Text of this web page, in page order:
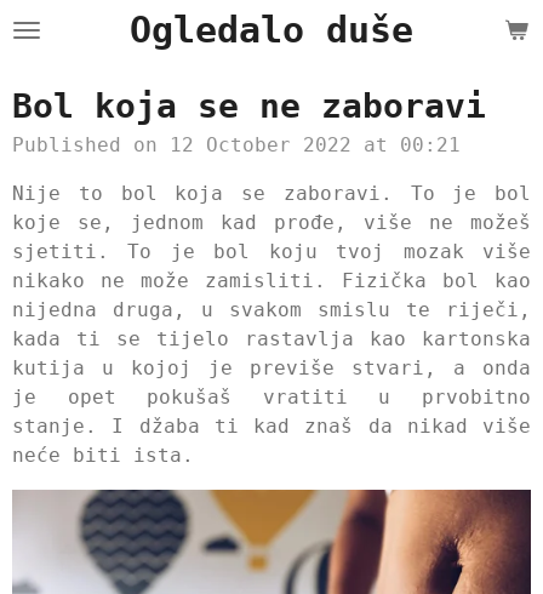
Skip
content
Ogledalo duše
Bol koja se ne zaboravi
Published on 12 October 2022 at 00:21
Nije to bol koja se zaboravi. To je bol
koje se, jednom kad prođe, više ne možeš
sjetiti. To je bol koju tvoj mozak više
nikako ne može zamisliti. Fizička bol kao
nijedna druga, u svakom smislu te riječi,
kada ti se tijelo rastavlja kao kartonska
kutija u kojoj je previše stvari, a onda
je opet pokušaš vratiti u prvobitno
stanje. I džaba ti kad znaš da nikad više
neće biti ista.